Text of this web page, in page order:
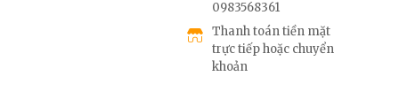
0983568361
Thanh toán tiền mặt
trực tiếp hoặc chuyển
khoản